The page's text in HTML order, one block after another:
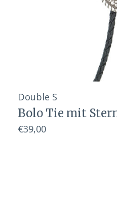
Double S
Bolo Tie mit
€39,00